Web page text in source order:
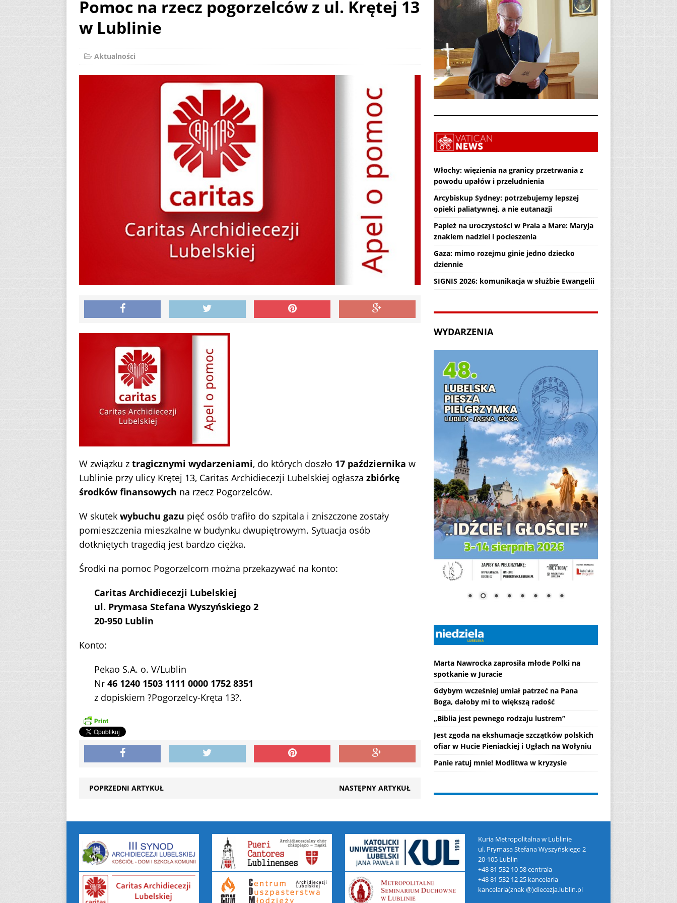
[ 7 sierpnia 2026 ]
Wiara eksperymentalna. TV lectio divina – XIX Niedziela zwykła „A”
[ 7 sierpnia 2026 ] Zmarł ks. Ryszard Sowa
Pomoc na rzecz pogorzelców z ul. Krętej 13
w Lublinie
Aktualności
W związku z tragicznymi wydarzeniami, do których doszło 17 października w
Lublinie przy ulicy Krętej 13, Caritas Archidiecezji Lubelskiej ogłasza zbiórkę
środków finansowych na rzecz Pogorzelców.
W skutek wybuchu gazu pięć osób trafiło do szpitala i zniszczone zostały
pomieszczenia mieszkalne w budynku dwupiętrowym. Sytuacja osób
dotkniętych tragedią jest bardzo ciężka.
Środki na pomoc Pogorzelcom można przekazywać na konto:
Caritas Archidiecezji Lubelskiej
ul. Prymasa Stefana Wyszyńskiego 2
20-950 Lublin
Konto:
Pekao S.A. o. V/Lublin
Nr 46 1240 1503 1111 0000 1752 8351
z dopiskiem ?Pogorzelcy-Kręta 13?.
POPRZEDNI ARTYKUŁ NASTĘPNY ARTYKUŁ
Włochy: więzienia na granicy przetrwania z
powodu upałów i przeludnienia
Arcybiskup Sydney: potrzebujemy lepszej
opieki paliatywnej, a nie eutanazji
Papież na uroczystości w Praia a Mare: Maryja
znakiem nadziei i pocieszenia
Gaza: mimo rozejmu ginie jedno dziecko
dziennie
SIGNIS 2026: komunikacja w służbie Ewangelii
WYDARZENIA
Marta Nawrocka zaprosiła młode Polki na
spotkanie w Juracie
Gdybym wcześniej umiał patrzeć na Pana
Boga, dałoby mi to większą radość
„Biblia jest pewnego rodzaju lustrem”
Jest zgoda na ekshumacje szczątków polskich
ofiar w Hucie Pieniackiej i Ugłach na Wołyniu
Panie ratuj mnie! Modlitwa w kryzysie
Kuria Metropolitalna w Lublinie
ul. Prymasa Stefana Wyszyńskiego 2
20-105 Lublin
+48 81 532 10 58 centrala
+48 81 532 12 25 kancelaria
kancelaria(znak @)diecezja.lublin.pl